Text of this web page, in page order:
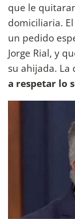
que le
domiciliaria.
un pedido
Jorge Rial, y
su ahijada.
a respetar lo